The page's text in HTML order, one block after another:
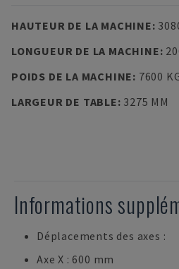
HAUTEUR DE LA MACHINE:
LONGUEUR DE LA MACHINE:
POIDS DE LA MACHINE: 7600
LARGEUR DE TABLE: 3275 MM
Informations
Déplacements des axes :
Axe X : 600 mm